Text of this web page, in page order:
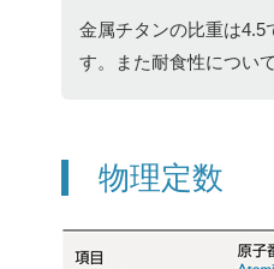
金属チタンの比重は4.5
す。また耐食性につい
物理定数